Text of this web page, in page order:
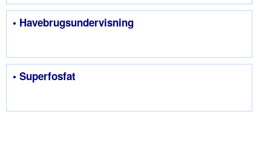
• Havebrugsundervisning
• Superfosfat